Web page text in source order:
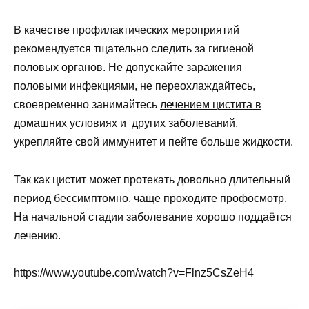
В качестве профилактических мероприятий
рекомендуется тщательно следить за гигиеной
половых органов. Не допускайте заражения
половыми инфекциями, не переохлаждайтесь,
своевременно занимайтесь лечением цистита в
домашних условиях и других заболеваний,
укрепляйте свой иммунитет и пейте больше жидкости.
Так как цистит может протекать довольно длительный
период бессимптомно, чаще проходите профосмотр.
На начальной стадии заболевание хорошо поддаётся
лечению.
https://www.youtube.com/watch?v=Flnz5CsZeH4